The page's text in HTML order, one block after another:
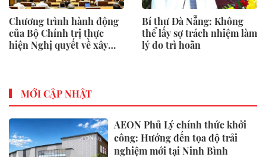
Chương trình hành động
của Bộ Chính trị thực
hiện Nghị quyết về xây
Bí thư Đà Nẵng: Không
thể lấy sợ trách nhiệm làm
lý do trì hoãn
MỚI CẬP NHẬT
AEON Phủ Lý chính thức khởi
công: Hướng đến tọa độ trải
nghiệm mới tại Ninh Bình